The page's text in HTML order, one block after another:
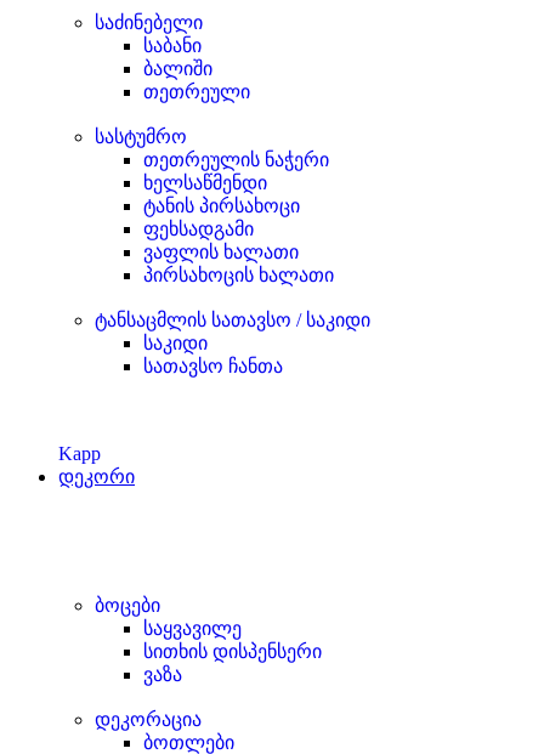
საძინებელი
საბანი
ბალიში
თეთრეული
სასტუმრო
თეთრეულის ნაჭერი
ხელსაწმენდი
ტანის პირსახოცი
ფეხსადგამი
ვაფლის ხალათი
პირსახოცის ხალათი
ტანსაცმლის სათავსო / საკიდი
საკიდი
სათავსო ჩანთა
Kapp
დეკორი
ბოცები
საყვავილე
სითხის დისპენსერი
ვაზა
დეკორაცია
ბოთლები